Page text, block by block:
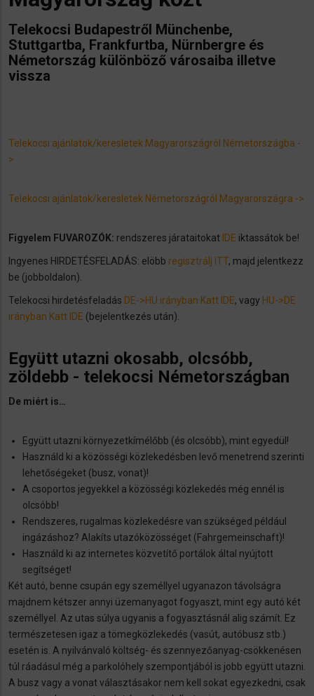
Telekocsi Budapestről Münchenbe,
Stuttgartba, Frankfurtba, Nürnbergre és
Németország különböző városaiba illetve
vissza
Telekocsi ajánlatok/keresletek Magyarországról Németországba -
>
Telekocsi ajánlatok/keresletek Németországról Magyarországra ->
Figyelem FUVAROZÓK: rendszeres járataitokat IDE iktassátok be!
Ingyenes HIRDETÉSFELADÁS: elöbb regisztrálj ITT, majd jelentkezz
be (jobboldalon).
Telekocsi hirdetésfeladás DE->HU irányban Katt IDE, vagy HU->DE
irányban Katt IDE (bejelentkezés után).
Együtt utazni okosabb, olcsóbb,
zöldebb - telekocsi Németországban
De miért is…
Együtt utazni környezetkímélőbb (és olcsóbb), mint egyedül!
Használd ki a közösségi közlekedésben levő menetrend szerinti
lehetőségeket (busz, vonat)!
A csoportos jegyekkel a közösségi közlekedés még ennél is
olcsóbb!
Rendszeres, rugalmas közlekedésre van szükséged például
ingázáshoz? Alakíts utazóközösséget (Fahrgemeinschaft)!
Használd ki az internetes közvetítő portálok által nyújtott
segítséget!
Két autó, benne csupán egy személlyel ugyanazon távolságra
majdnem kétszer annyi üzemanyagot fogyaszt, mint egy autó két
személlyel. Az utas súlya ugyanis a fogyasztásnál alig számít. Ez
természetesen igaz a tömegközlekedés (vasút, autóbusz stb.)
esetén is. A nyilvánvaló költség- és szennyezőanyag-csökkenésen
túl ráadásul még a parkolóhely szempontjából is jobb együtt utazni.
A busz vagy a vonat választásakor nem kell sokat egyezkedni, csak